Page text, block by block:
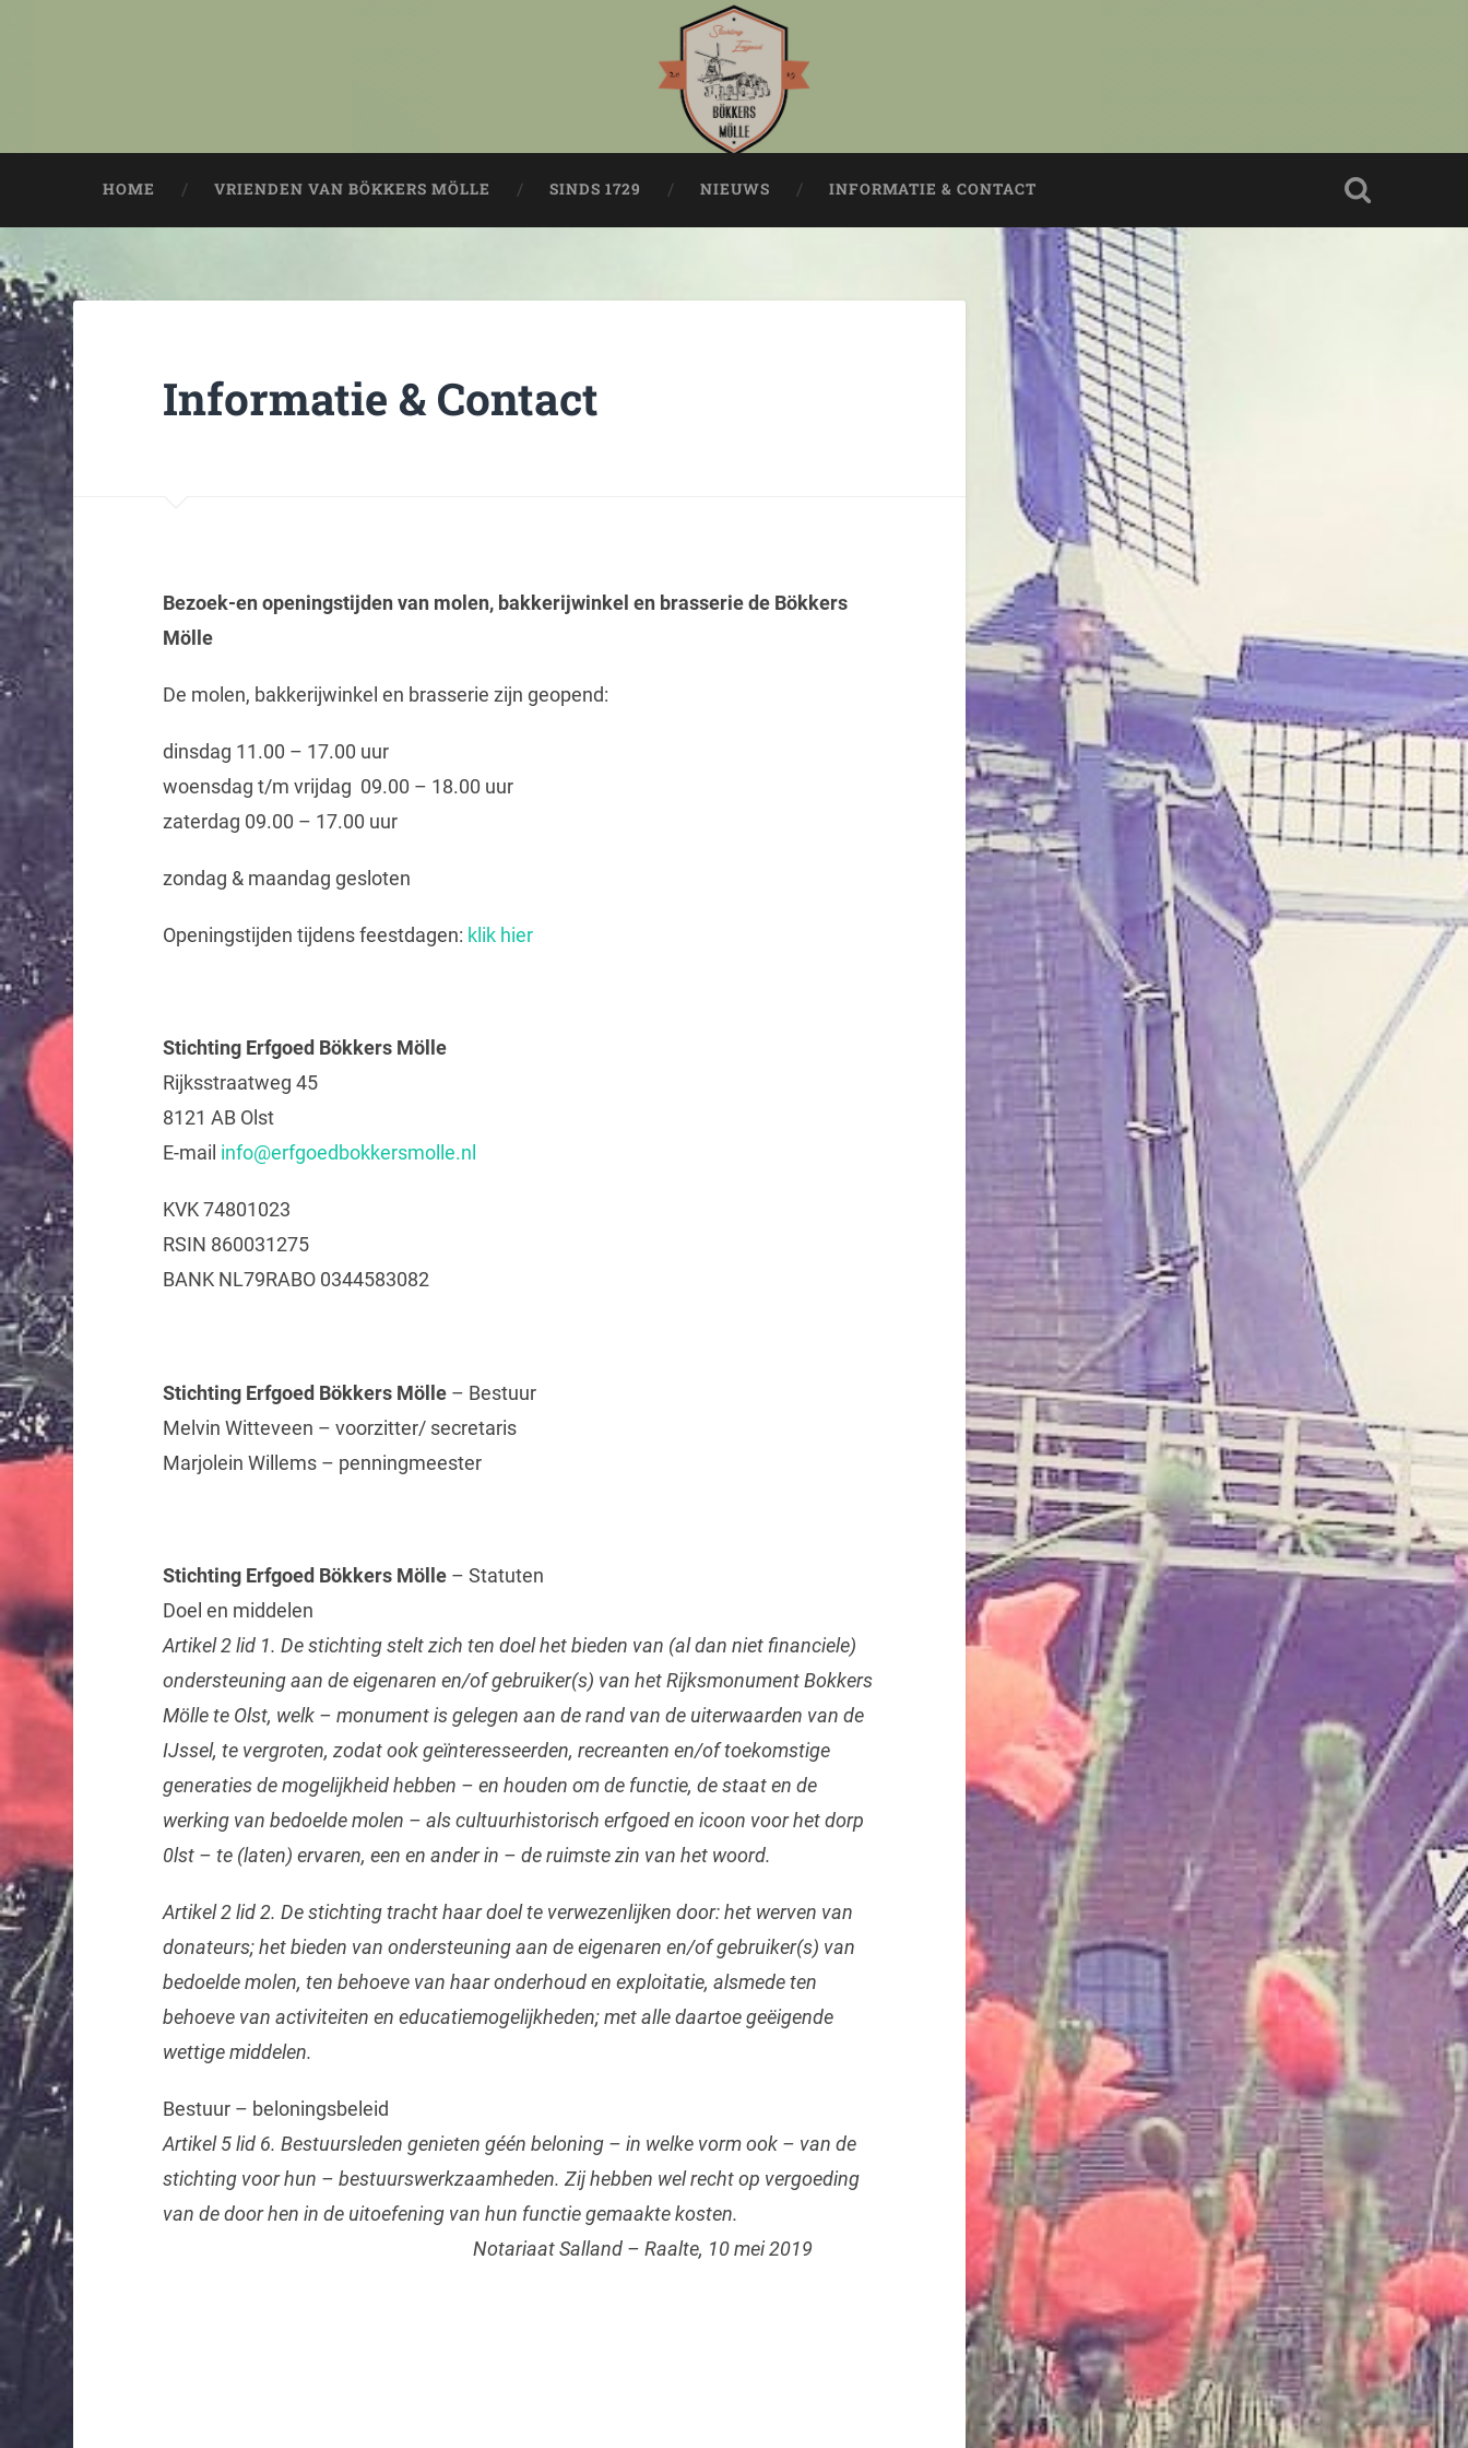
HOME VRIENDEN VAN BÖKKERS MÖLLE SINDS 1729 NIEUWS INFORMATIE & CONTACT
Informatie & Contact
Bezoek-en openingstijden van molen, bakkerijwinkel en brasserie de Bökkers
Mölle
De molen, bakkerijwinkel en brasserie zijn geopend:
dinsdag 11.00 – 17.00 uur
woensdag t/m vrijdag 09.00 – 18.00 uur
zaterdag 09.00 – 17.00 uur
zondag & maandag gesloten
Openingstijden tijdens feestdagen: klik hier
Stichting Erfgoed Bökkers Mölle
Rijksstraatweg 45
8121 AB Olst
E-mail info@erfgoedbokkersmolle.nl
KVK 74801023
RSIN 860031275
BANK NL79RABO 0344583082
Stichting Erfgoed Bökkers Mölle – Bestuur
Melvin Witteveen – voorzitter/ secretaris
Marjolein Willems – penningmeester
Stichting Erfgoed Bökkers Mölle – Statuten
Doel en middelen
Artikel 2 lid 1. De stichting stelt zich ten doel het bieden van (al dan niet financiele)
ondersteuning aan de eigenaren en/of gebruiker(s) van het Rijksmonument Bokkers
Mölle te Olst, welk – monument is gelegen aan de rand van de uiterwaarden van de
IJssel, te vergroten, zodat ook geïnteresseerden, recreanten en/of toekomstige
generaties de mogelijkheid hebben – en houden om de functie, de staat en de
werking van bedoelde molen – als cultuurhistorisch erfgoed en icoon voor het dorp
0lst – te (laten) ervaren, een en ander in – de ruimste zin van het woord.
Artikel 2 lid 2. De stichting tracht haar doel te verwezenlijken door: het werven van
donateurs; het bieden van ondersteuning aan de eigenaren en/of gebruiker(s) van
bedoelde molen, ten behoeve van haar onderhoud en exploitatie, alsmede ten
behoeve van activiteiten en educatiemogelijkheden; met alle daartoe geëigende
wettige middelen.
Bestuur – beloningsbeleid
Artikel 5 lid 6. Bestuursleden genieten géén beloning – in welke vorm ook – van de
stichting voor hun – bestuurswerkzaamheden. Zij hebben wel recht op vergoeding
van de door hen in de uitoefening van hun functie gemaakte kosten.
Notariaat Salland – Raalte, 10 mei 2019